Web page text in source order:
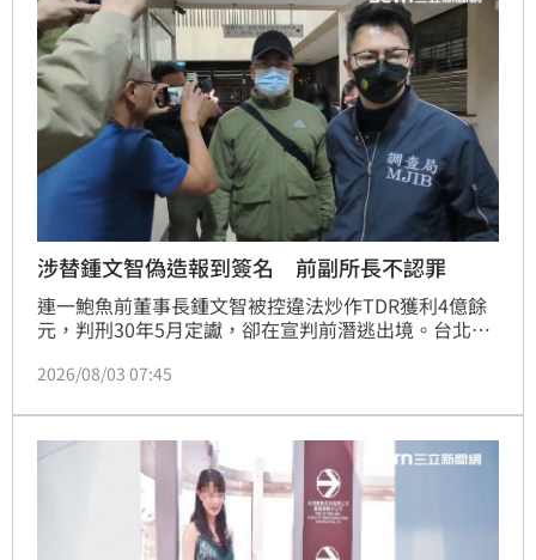
涉替鍾文智偽造報到簽名 前副所長不認罪
連一鮑魚前董事長鍾文智被控違法炒作TDR獲利4億餘
元，判刑30年5月定讞，卻在宣判前潛逃出境。台北市
紀錄多達95次，被依圖利等罪起訴，具體求刑8年。台
檢方未舉證偽造紀錄事實，且依分局的覆核機制，李男
根本不可能偽造。
2026/08/03 07:45